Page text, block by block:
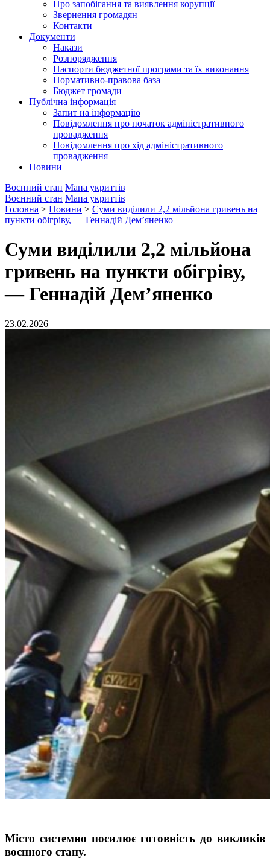
Про запобігання та виявлення корупції
Звернення громадян
Контакти
Документи
Накази
Розпорядження
Паспорти бюджетної програми та їх виконання
Нормативно-правова база
Бюджет громади
Публічна інформація
Запит на інформацію
Повідомлення про початок адміністративного
провадження
Повідомлення про хід адміністративного
провадження
Новини
Воєнний стан Мапа укриттів
Воєнний стан Мапа укриттів
Головна > Новини > Суми виділили 2,2 мільйона гривень на
пункти обігріву, — Геннадій Дем’яненко
Суми виділили 2,2 мільйона
гривень на пункти обігріву,
— Геннадій Дем’яненко
23.02.2026
Місто системно посилює готовність до викликів
воєнного стану.